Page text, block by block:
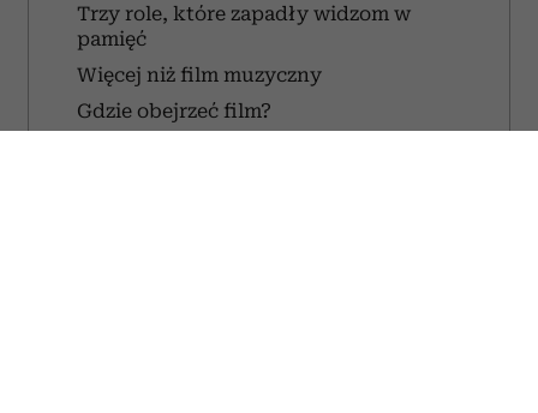
Trzy role, które zapadły widzom w
pamięć
Więcej niż film muzyczny
Gdzie obejrzeć film?